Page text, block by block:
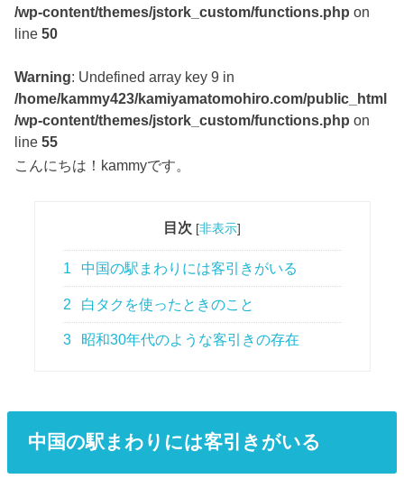
/wp-content/themes/jstork_custom/functions.php on
line50
Warning: Undefined array key 9 in
/home/kammy423/kamiyamatomohiro.com/public_html
/wp-content/themes/jstork_custom/functions.php on
line55
こんにちは！kammyです。
目次 [非表示]
1 中国の駅まわりには客引きがいる
2 白タクを使ったときのこと
3 昭和30年代のような客引きの存在
中国の駅まわりには客引きがいる